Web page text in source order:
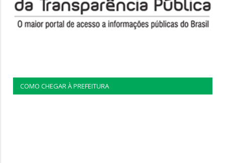
COMO CHEGAR À PREFEITURA